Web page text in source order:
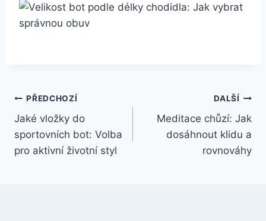
Navigace
pro
příspěvek
PŘEDCHOZÍ
Jaké vložky do
sportovních bot: Volba
pro aktivní životní styl
DALŠÍ
Meditace chůzí: Jak
dosáhnout klidu a
rovnováhy